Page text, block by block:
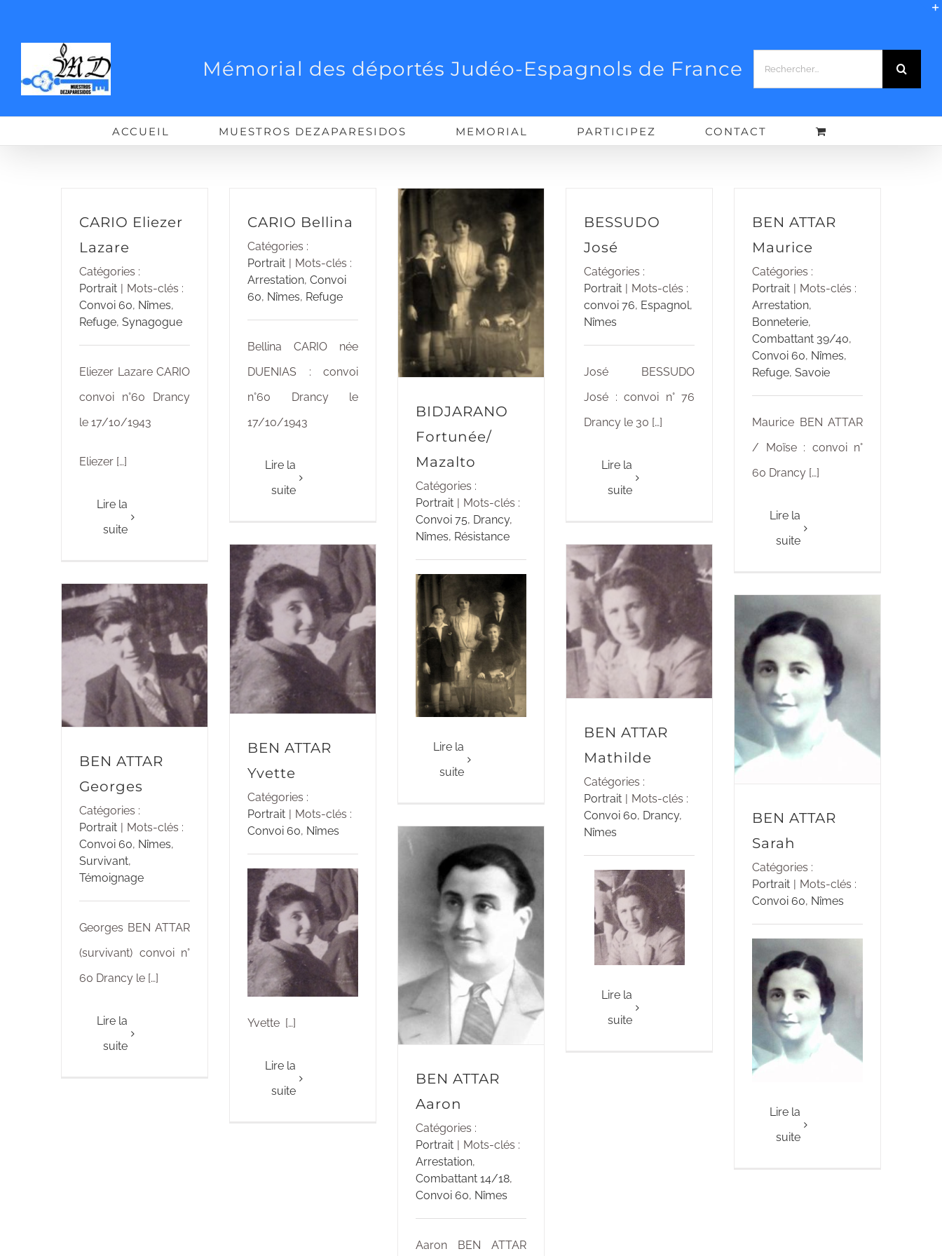
Mémorial des déportés Judéo-Espagnols de France
ACCUEIL MUESTROS DEZAPARESIDOS MEMORIAL PARTICIPEZ CONTACT
CARIO Eliezer
Lazare
Catégories :
Portrait | Mots-clés :
Convoi 60, Nîmes,
Refuge, Synagogue
Eliezer Lazare CARIO
convoi n°60 Drancy
le 17/10/1943
Eliezer […]
Lire la
suite
CARIO Bellina
Catégories :
Portrait | Mots-clés :
Arrestation, Convoi
60, Nîmes, Refuge
Bellina CARIO née
DUENIAS : convoi
n°60 Drancy le
17/10/1943
Lire la
suite
BIDJARANO
Fortunée/
Mazalto
Catégories :
Portrait | Mots-clés :
Convoi 75, Drancy,
Nîmes, Résistance
Lire la
suite
BESSUDO
José
Catégories :
Portrait | Mots-clés :
convoi 76, Espagnol,
Nîmes
José BESSUDO
José : convoi n° 76
Drancy le 30 […]
Lire la
suite
BEN ATTAR
Maurice
Catégories :
Portrait | Mots-clés :
Arrestation,
Bonneterie,
Combattant 39/40,
Convoi 60, Nîmes,
Refuge, Savoie
Maurice BEN ATTAR
/ Moïse : convoi n°
60 Drancy […]
Lire la
suite
BEN ATTAR
Yvette
Catégories :
Portrait | Mots-clés :
Convoi 60, Nîmes
Yvette […]
Lire la
suite
BEN ATTAR
Mathilde
Catégories :
Portrait
Mots-clés :
Convoi 60, Drancy,
Nîmes
Lire la
suite
BEN ATTAR
Georges
Catégories :
Portrait | Mots-clés :
Convoi 60, Nîmes,
Survivant,
Témoignage
Georges BEN ATTAR
(survivant) convoi n°
60 Drancy le […]
Lire la
suite
BEN ATTAR
Sarah
Catégories :
Portrait
Mots-clés :
Convoi 60, Nîmes
Lire la
suite
BEN ATTAR
Aaron
Catégories :
Portrait | Mots-clés :
Arrestation,
Combattant 14/18,
Convoi 60, Nîmes
Aaron BEN ATTAR